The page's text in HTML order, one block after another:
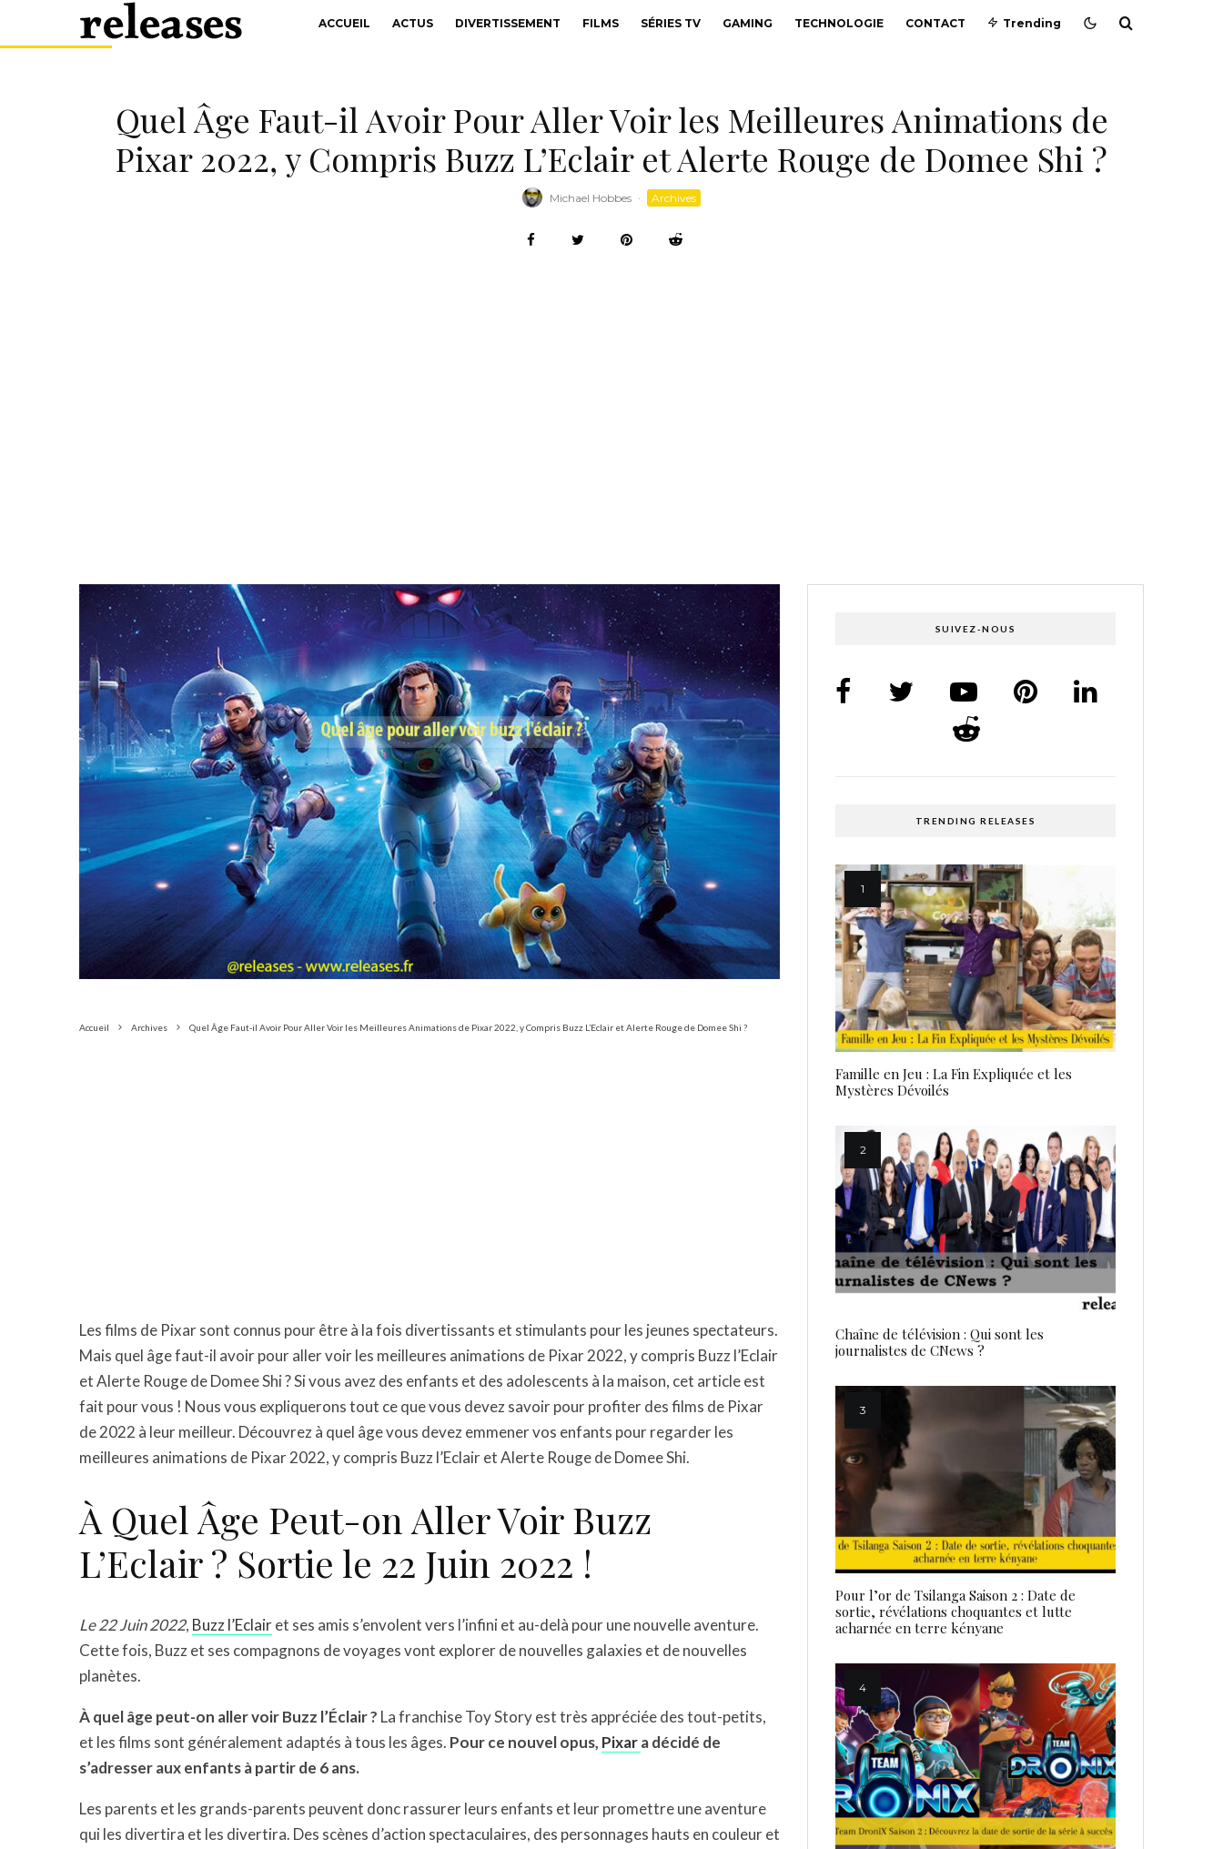
ACCUEIL ACTUS DIVERTISSEMENT FILMS SÉRIES TV GAMING TECHNOLOGIE CONTACT Trending
Quel Âge Faut-il Avoir Pour Aller Voir les Meilleures Animations de
Pixar 2022, y Compris Buzz L’Eclair et Alerte Rouge de Domee Shi ?
Michael Hobbes · Archives
Accueil Archives Quel Âge Faut-il Avoir Pour Aller Voir les Meilleures Animations de Pixar 2022, y Compris Buzz L’Eclair et Alerte Rouge de Domee Shi ?
Les films de Pixar sont connus pour être à la fois divertissants et stimulants pour les jeunes spectateurs.
Mais quel âge faut-il avoir pour aller voir les meilleures animations de Pixar 2022, y compris Buzz l’Eclair
et Alerte Rouge de Domee Shi ? Si vous avez des enfants et des adolescents à la maison, cet article est
fait pour vous ! Nous vous expliquerons tout ce que vous devez savoir pour profiter des films de Pixar
de 2022 à leur meilleur. Découvrez à quel âge vous devez emmener vos enfants pour regarder les
meilleures animations de Pixar 2022, y compris Buzz l’Eclair et Alerte Rouge de Domee Shi.
À Quel Âge Peut-on Aller Voir Buzz
L’Eclair ? Sortie le 22 Juin 2022 !
Le 22 Juin 2022, Buzz l’Eclairet ses amis s’envolent vers l’infini et au-delà pour une nouvelle aventure.
Cette fois, Buzz et ses compagnons de voyages vont explorer de nouvelles galaxies et de nouvelles
planètes.
À quel âge peut-on aller voir Buzz l’Éclair ? La franchise Toy Story est très appréciée des tout-petits,
et les films sont généralement adaptés à tous les âges. Pour ce nouvel opus, Pixara décidé de
s’adresser aux enfants à partir de 6 ans.
Les parents et les grands-parents peuvent donc rassurer leurs enfants et leur promettre une aventure
qui les divertira et les divertira. Des scènes d’action spectaculaires, des personnages hauts en couleur et
SUIVEZ-NOUS
TRENDING RELEASES
Famille en Jeu : La Fin Expliquée et les
Mystères Dévoilés
Chaîne de télévision : Qui sont les
journalistes de CNews ?
Pour l’or de Tsilanga Saison 2 : Date de
sortie, révélations choquantes et lutte
acharnée en terre kényane